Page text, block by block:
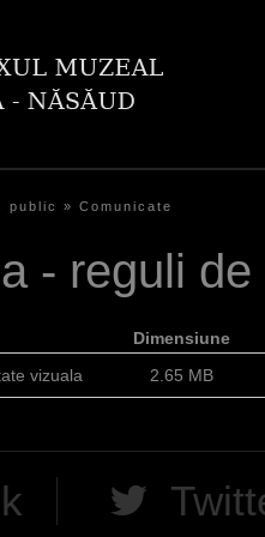
public » Comunicate
- reguli
Dimensiune
vizuala
2.65 MB